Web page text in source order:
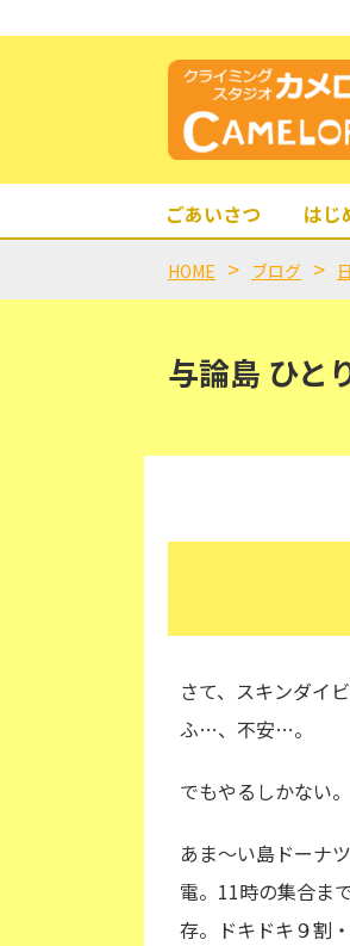
ごあいさつ はじ
与論島 ひと
HOME ブログ
さて、スキンダイ
ふ…、不安…。
でもやるしかない
あま～い島ドーナ
電。11時の集合ま
存。ドキドキ９割